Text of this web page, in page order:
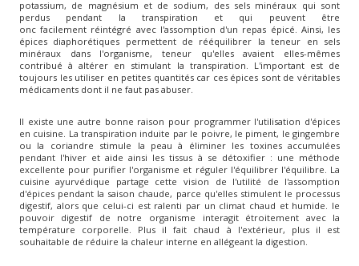
potassium, de magnésium et de sodium, des sels minéraux qui sont
perdus pendant la transpiration et qui peuvent être
onc facilement réintégré avec l'assomption d'un repas épicé. Ainsi, les
épices diaphorétiques permettent de rééquilibrer la teneur en sels
minéraux dans l'organisme, teneur qu'elles avaient elles-mêmes
contribué à altérer en stimulant la transpiration. L'important est de
toujours les utiliser en petites quantités car ces épices sont de véritables
médicaments dont il ne faut pas abuser.
Il existe une autre bonne raison pour programmer l'utilisation d'épices
en cuisine. La transpiration induite par le poivre, le piment, le gingembre
ou la coriandre stimule la peau à éliminer les toxines accumulées
pendant l'hiver et aide ainsi les tissus à se détoxifier : une méthode
excellente pour purifier l'organisme et réguler l'équilibrer l'équilibre. La
cuisine ayurvédique partage cette vision de l'utilité de l'assomption
d'épices pendant la saison chaude, parce qu'elles stimulent le processus
digestif, alors que celui-ci est ralenti par un climat chaud et humide. le
pouvoir digestif de notre organisme interagit étroitement avec la
température corporelle. Plus il fait chaud à l'extérieur, plus il est
souhaitable de réduire la chaleur interne en allégeant la digestion.